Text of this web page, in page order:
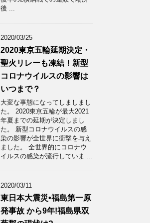
後 ...
2020/03/25
2020東京五輪延期決定・
聖火リレーも凍結！新型
コロナウイルスの影響は
いつまで？
大変な事態になってしましまし
た。 2020東京五輪が最大2021
年夏までの延期が決定しまし
た。 新型コロナウイルスの感
染の影響が全世界に衝撃を与え
ました。 全世界的にコロナウ
イルスの感染が流行していま ...
2020/03/11
東日本大震災•福島第一原
発事故 から9年!福島県双